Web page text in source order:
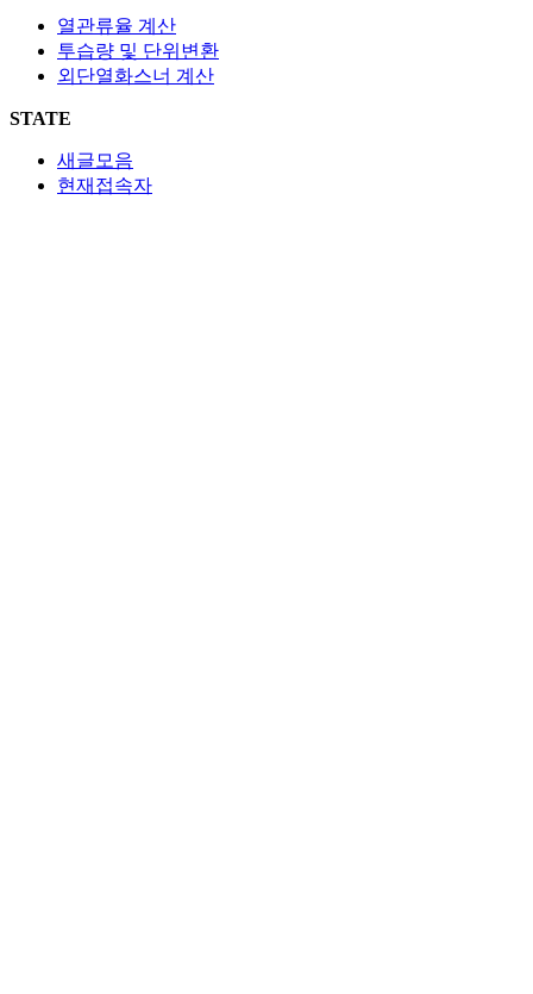
열관류율 계산
투습량 및 단위변환
외단열화스너 계산
STATE
새글모음
현재접속자